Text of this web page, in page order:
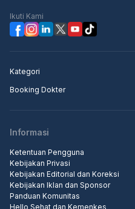
Ikuti Kami
Kategori
Booking Dokter
Informasi
Ketentuan Pengguna
Kebijakan Privasi
Kebijakan Editorial dan Koreksi
Kebijakan Iklan dan Sponsor
Panduan Komunitas
Hello Sehat dan Kemenkes